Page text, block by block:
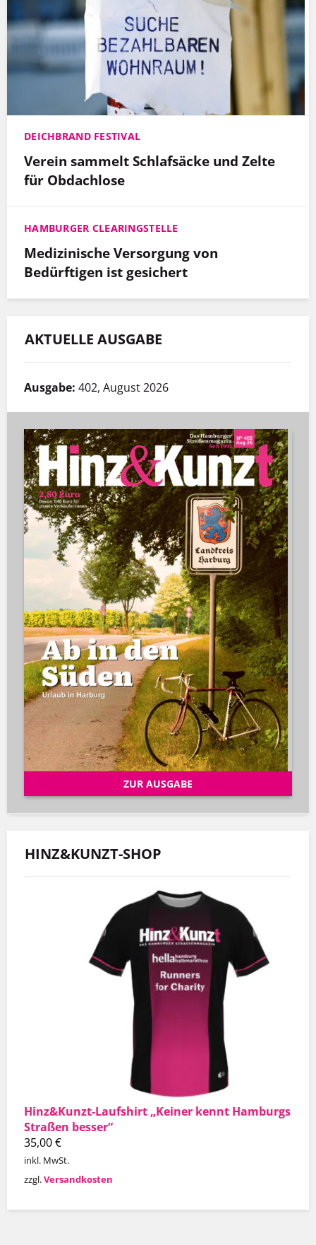
DEICHBRAND FESTIVAL
Verein sammelt Schlafsäcke und Zelte
für Obdachlose
HAMBURGER CLEARINGSTELLE
Medizinische Versorgung von
Bedürftigen ist gesichert
AKTUELLE AUSGABE
Ausgabe: 402, August 2026
ZUR AUSGABE
HINZ&KUNZT-SHOP
Hinz&Kunzt-Laufshirt „Keiner kennt Hamburgs
Straßen besser“
35,00€
inkl. MwSt.
zzgl.Versandkosten